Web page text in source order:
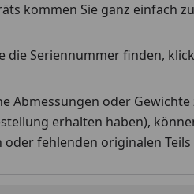
kommen Sie ganz einfach
die Seriennummer finden,
Abmessungen oder
erhalten haben),
fehlenden originalen